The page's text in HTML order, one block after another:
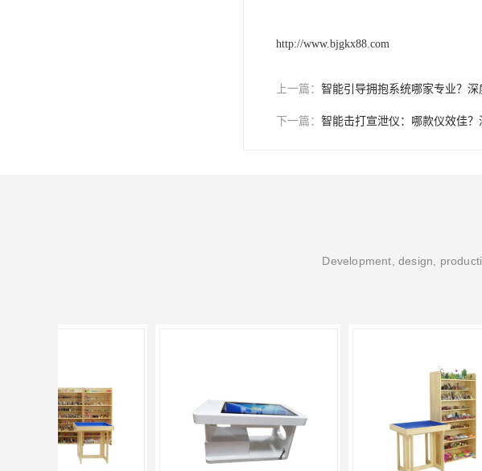
http://www.bjgkx88.com
上一篇： 智能引导拥抱系统哪家专业？深
下一篇： 智能击打宣泄仪：哪款仪效佳
Development, design,